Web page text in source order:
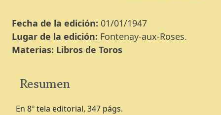
Fecha de la edición: 01/01/1947
Lugar de la edición: Fontenay-aux-Roses.
Materias: Libros de Toros
Resumen
En 8º tela editorial, 347 págs.